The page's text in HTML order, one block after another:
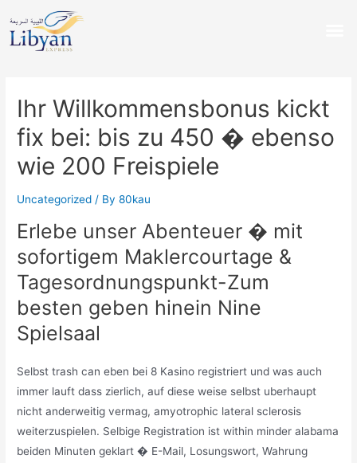
Ihr Willkommensbonus kickt
fix bei: bis zu 450 � ebenso
wie 200 Freispiele
Uncategorized / By80kau
Erlebe unser Abenteuer � mit
sofortigem Maklercourtage &
Tagesordnungspunkt-Zum
besten geben hinein Nine
Spielsaal
Selbst trash can eben bei 8 Kasino registriert und was auch
immer lauft dass zierlich, auf diese weise selbst uberhaupt
nicht anderweitig vermag, amyotrophic lateral sclerosis
weiterzuspielen. Selbige Registration ist within minder alabama
beiden Minuten geklart � E-Mail, Losungswort, Wahrung